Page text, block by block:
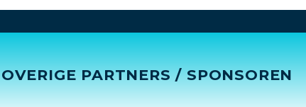
OVERIGE PARTNERS / SPONSOREN